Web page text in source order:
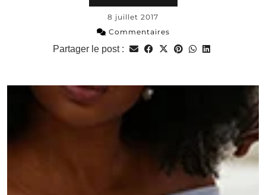
8 juillet 2017
Commentaires
Partager le post :